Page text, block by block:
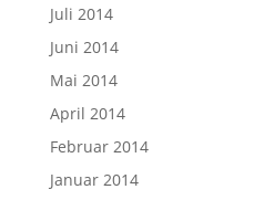
Juli 2014
Juni 2014
Mai 2014
April 2014
Februar 2014
Januar 2014